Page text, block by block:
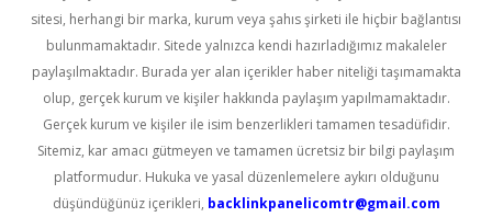
sitesi, herhangi bir marka, kurum veya şahıs şirketi ile hiçbir bağlantısı
bulunmamaktadır. Sitede yalnızca kendi hazırladığımız makaleler
paylaşılmaktadır. Burada yer alan içerikler haber niteliği taşımamakta
olup, gerçek kurum ve kişiler hakkında paylaşım yapılmamaktadır.
Gerçek kurum ve kişiler ile isim benzerlikleri tamamen tesadüfidir.
Sitemiz, kar amacı gütmeyen ve tamamen ücretsiz bir bilgi paylaşım
platformudur. Hukuka ve yasal düzenlemelere aykırı olduğunu
düşündüğünüz içerikleri, backlinkpanelicomtr@gmail.com